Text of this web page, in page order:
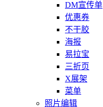
DM宣传单
优惠券
不干胶
海报
易拉宝
三折页
X展架
菜单
照片编辑